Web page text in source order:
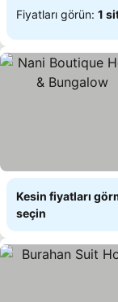
Fiyatları görün: 1
Kesin fiyatları
seçin